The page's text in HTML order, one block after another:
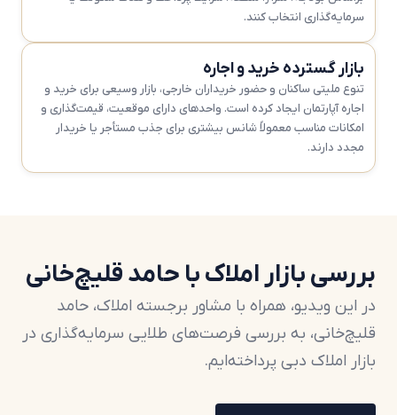
سرمایه‌گذاری انتخاب کنند.
بازار گسترده خرید و اجاره
تنوع ملیتی ساکنان و حضور خریداران خارجی، بازار وسیعی برای خرید و
اجاره آپارتمان ایجاد کرده است. واحدهای دارای موقعیت، قیمت‌گذاری و
امکانات مناسب معمولاً شانس بیشتری برای جذب مستأجر یا خریدار
مجدد دارند.
بررسی بازار املاک با حامد قلیچ‌خانی
در این ویدیو، همراه با مشاور برجسته املاک، حامد
قلیچ‌خانی، به بررسی فرصت‌های طلایی سرمایه‌گذاری در
بازار املاک دبی پرداخته‌ایم.